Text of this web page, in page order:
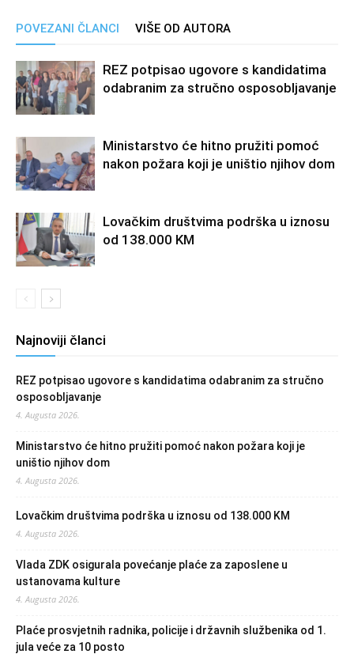
POVEZANI ČLANCI VIŠE OD AUTORA
REZ potpisao ugovore s kandidatima
odabranim za stručno osposobljavanje
Ministarstvo će hitno pružiti pomoć
nakon požara koji je uništio njihov dom
Lovačkim društvima podrška u iznosu
od 138.000 KM
Najnoviji članci
REZ potpisao ugovore s kandidatima odabranim za stručno
osposobljavanje
4. Augusta 2026.
Ministarstvo će hitno pružiti pomoć nakon požara koji je
uništio njihov dom
4. Augusta 2026.
Lovačkim društvima podrška u iznosu od 138.000 KM
4. Augusta 2026.
Vlada ZDK osigurala povećanje plaće za zaposlene u
ustanovama kulture
4. Augusta 2026.
Plaće prosvjetnih radnika, policije i državnih službenika od 1.
jula veće za 10 posto